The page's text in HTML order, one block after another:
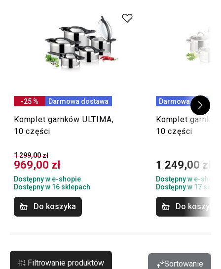
-25 % Darmowa dostawa
Komplet garnków ULTIMA,
10 części
1 299,00 zł
969,00 zł
Dostępny w e-shopie
Dostępny w 16 sklepach
Do koszyka
Darmowa dostawa
Komplet
10 części
1 249,00 zł
Dostępny w e-
Dostępny w 17
Do koszyka
Filtrowanie produktów Sortowanie